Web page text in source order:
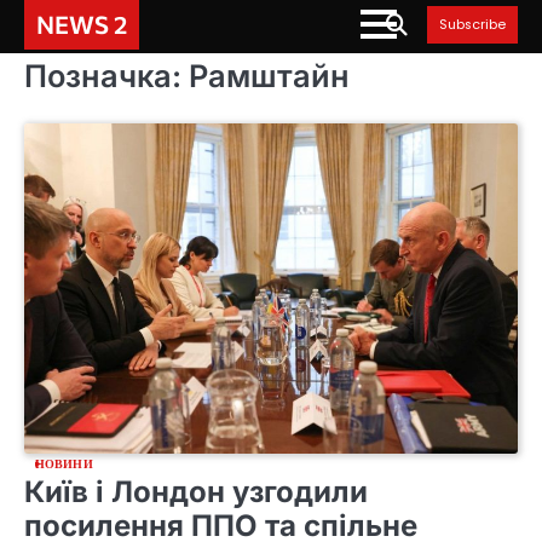
content
NEWS 2 Subscribe
Позначка: Рамштайн
НОВИНИ
Київ і Лондон узгодили
посилення ППО та спільне